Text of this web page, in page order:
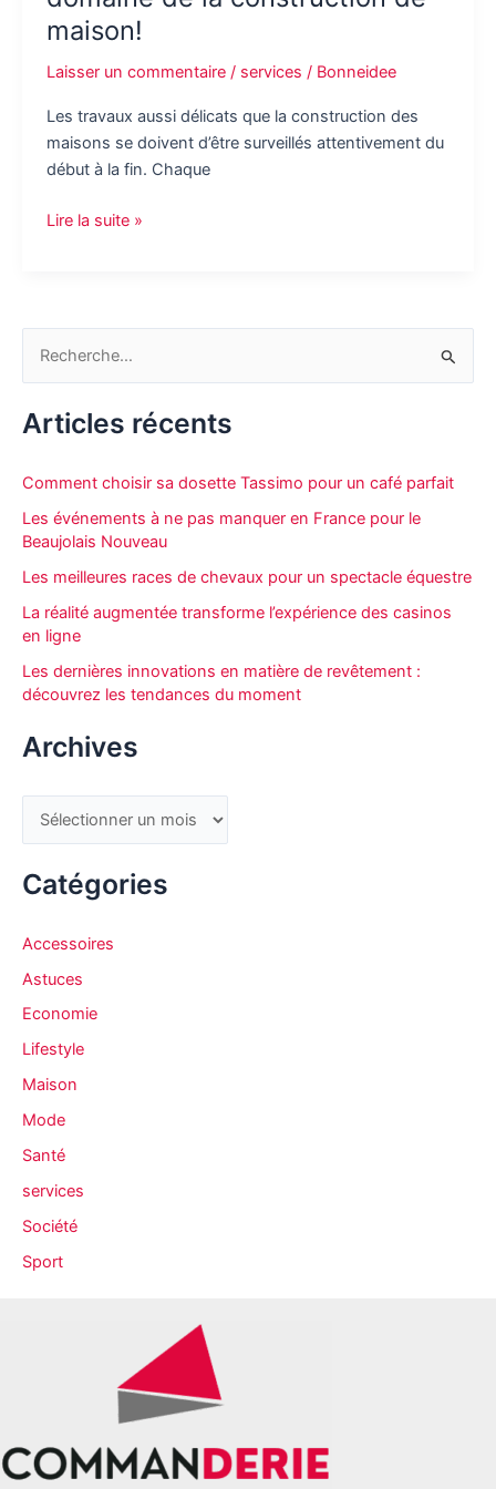
maison!
Laisser un commentaire / services / Bonneidee
Les travaux aussi délicats que la construction des
maisons se doivent d’être surveillés attentivement du
début à la fin. Chaque
Trouvez
du
domaine
de
construction
maison!
Lire la suite »
h
c
h
r
:
Articles récents
Comment choisir sa dosette Tassimo pour un café parfait
Les événements à ne pas manquer en France pour le
Beaujolais Nouveau
Les meilleures races de chevaux pour un spectacle équestre
La réalité augmentée transforme l’expérience des casinos
en ligne
Les dernières innovations en matière de revêtement :
découvrez les tendances du moment
Archives
r
c
v
e
Catégories
Accessoires
Astuces
Economie
Lifestyle
Maison
Mode
Santé
services
Société
Sport